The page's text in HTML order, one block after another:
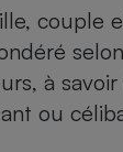
couple
à
ou